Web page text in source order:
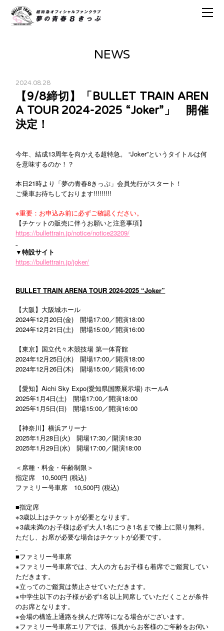
NEWS
2024.08.28
【9/8締切】「BULLET TRAIN AREN
A TOUR 2024-2025 “Joker”」 開催
決定！
今年、結成13周年を向かえる超特急。 “Joker”というタイトルは何
を意味するのか！？
本日21時より「夢の青春8きっぷ」会員先行がスタート！
ご乗車お待ちしております!!!!!!!!!
※重要：お申込み前に必ずご確認ください。
【チケットの販売に伴うお願いと注意事項】
https://bullettrain.jp/notice/notice23209/
▼特設サイト
https://bullettrain.jp/joker/
BULLET TRAIN ARENA TOUR 2024-2025 “Joker”
【大阪】大阪城ホール
2024年12月20日(金) 開場17:00／開演18:00
2024年12月21日(土) 開場15:00／開演16:00
【東京】国立代々木競技場 第一体育館
2024年12月25日(水) 開場17:00／開演18:00
2024年12月26日(木) 開場15:00／開演16:00
【愛知】Aichi Sky Expo(愛知県国際展示場) ホールA
2025年1月4日(土) 開場17:00／開演18:00
2025年1月5日(日) 開場15:00／開演16:00
【神奈川】横浜アリーナ
2025年1月28日(火) 開場17:30／開演18:30
2025年1月29日(水) 開場17:00／開演18:00
＜席種・料金・年齢制限＞
指定席 10,500円 (税込)
ファミリー号車席 10,500円 (税込)
■指定席
※3歳以上はチケットが必要となります。
※3歳未満のお子様は必ず大人1名につき1名まで膝上に限り無料。
ただし、お席が必要な場合はチケットが必要です。
■ファミリー号車席
※ファミリー号車席では、大人の方もお子様も着席でご鑑賞してい
ただきます。
※立ってのご鑑賞は禁止させていただきます。
※中学生以下のお子様が必ず1名以上同席していただくことが条件
のお席となります。
※会場の構造上通路を挟んだ席等になる場合がございます。
※ファミリー号車席エリアでは、係員からお客様のご年齢をお伺い